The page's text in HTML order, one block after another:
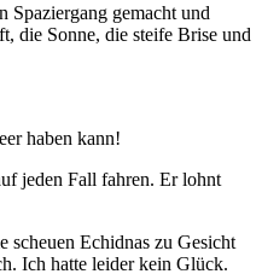
Spaziergang gemacht und
die Sonne, die steife Brise und
haben kann!
jeden Fall fahren. Er lohnt
scheuen Echidnas zu Gesicht
Ich hatte leider kein Glück.